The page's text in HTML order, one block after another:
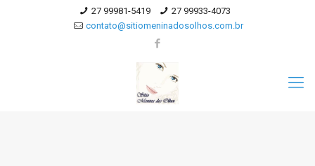
27 99981-5419
27 99933-4073
contato@sitiomeninadosolhos.com.br